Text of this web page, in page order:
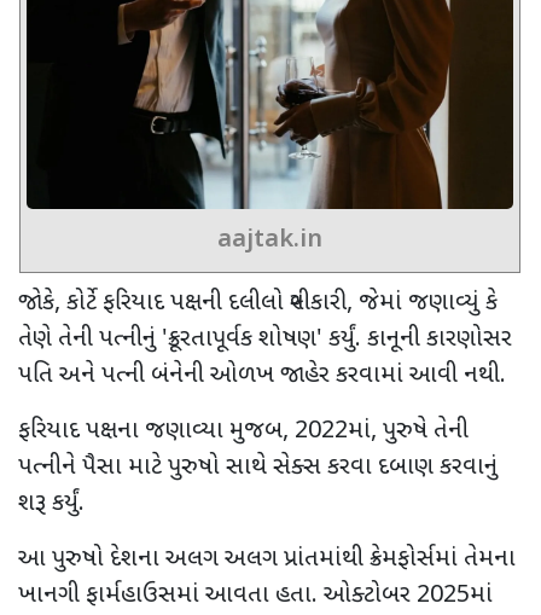
aajtak.in
જોકે, કોર્ટે ફરિયાદ પક્ષની દલીલો સ્વીકારી, જેમાં જણાવ્યું કે
તેણે તેની પત્નીનું'ક્રૂરતાપૂર્વક શોષણ' કર્યું. કાનૂની કારણોસર
પતિ અને પત્ની બંનેની ઓળખ જાહેર કરવામાં આવી નથી.
ફરિયાદ પક્ષના જણાવ્યા મુજબ, 2022માં, પુરુષે તેની
પત્નીને પૈસા માટે પુરુષો સાથે સેક્સ કરવા દબાણ કરવાનું
શરૂ કર્યું.
આ પુરુષો દેશના અલગ અલગ પ્રાંતમાંથી ક્રેમફોર્સમાં તેમના
ખાનગી ફાર્મહાઉસમાં આવતા હતા. ઓક્ટોબર 2025માં